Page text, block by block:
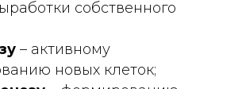
собственного
– активному
новых клеток;